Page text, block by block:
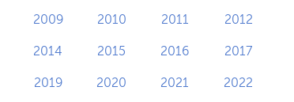
2009 2010 2011 2012
2014 2015 2016 2017
2019 2020 2021 2022